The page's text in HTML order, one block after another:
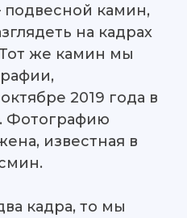
камин,
на кадрах
Тот же камин мы
2019 года в
Фотографию
известная в
кадра, то мы